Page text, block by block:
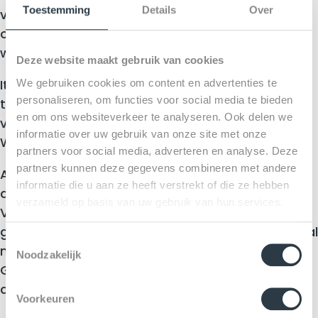
Toestemming Details Over
Deze website maakt gebruik van cookies
We gebruiken cookies om content en advertenties te
personaliseren, om functies voor social media te bieden
en om ons websiteverkeer te analyseren. Ook delen we
informatie over uw gebruik van onze site met onze
partners voor social media, adverteren en analyse. Deze
partners kunnen deze gegevens combineren met andere
informatie die u aan ze heeft verstrekt of die ze hebben
T
e
s
Noodzakelijk
Voorkeuren
van onverzettelijkheid en strijdlust dan van
onsportiviteit. Voetballen is niet voor Italiaanse
watjes.
Italië is vol afkeer van de onsportieve
tegenstander die met middelen die niets met
voetbal te maken hebben de strijd wil winnen.
Wat hem trouwens nog lukte ook.
Als letselschadeadvocaat ben ik er voor degene
die opzet vermoedt.
Voor de Chiellini’s van deze wereld, de opzettelijk
gekwetste sporter, al zou ik in dit specifieke geval
moeite hebben de schade precies te bepalen.
Gekwetste Italiaans eer is moeilijk in euro’s uit te
drukken.